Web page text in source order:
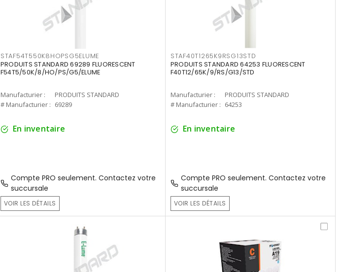
STAF54T550K8HOPSG5ELUME
PRODUITS STANDARD 69289 FLUORESCENT
F54T5/50K/8/HO/PS/G5/ELUME
Manufacturier :
PRODUITS STANDARD
# Manufacturier : 69289
En inventaire
Compte PRO seulement. Contactez votre
succursale
VOIR LES DÉTAILS
STAF40T1265K9RSG13STD
PRODUITS STANDARD 64253 FLUORESCENT
F40T12/65K/9/RS/G13/STD
Manufacturier :
PRODUITS STANDARD
# Manufacturier : 64253
En inventaire
Compte PRO seulement. Contactez votre
succursale
VOIR LES DÉTAILS